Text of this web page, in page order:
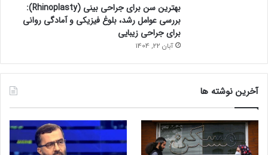
بهترین سن برای جراحی بینی (Rhinoplasty):
بررسی عوامل رشد، بلوغ فیزیکی و آمادگی روانی
برای جراحی زیبایی
آبان 22, 1404
آخرین نوشته ها